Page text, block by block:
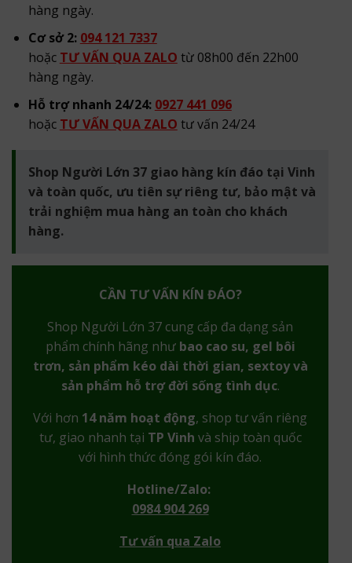
hàng ngày.
Cơ sở 2: 094 121 7337
hoặc TƯ VẤN QUA ZALO từ 08h00 đến 22h00
hàng ngày.
Hỗ trợ nhanh 24/24: 0927 441 096
hoặc TƯ VẤN QUA ZALO tư vấn 24/24
Shop Người Lớn 37 giao hàng kín đáo tại Vinh
và toàn quốc, ưu tiên sự riêng tư, bảo mật và
trải nghiệm mua hàng an toàn cho khách
hàng.
CẦN TƯ VẤN KÍN ĐÁO?
Shop Người Lớn 37 cung cấp đa dạng sản
phẩm chính hãng như bao cao su, gel bôi
trơn, sản phẩm kéo dài thời gian, sextoy và
sản phẩm hỗ trợ đời sống tình dục.
Với hơn 14 năm hoạt động, shop tư vấn riêng
tư, giao nhanh tại TP Vinh và ship toàn quốc
với hình thức đóng gói kín đáo.
Hotline/Zalo:
0984 904 269
Tư vấn qua Zalo